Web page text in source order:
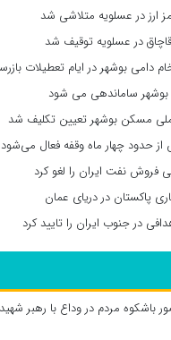
در عسلویه توقیف شد
دامی بوشهر در ایام تعطیلات
بوشهر ساماندهی می‌ شود
مسکن بوشهر تعیین تکلیف شد
از حدود چهار ماه وقفه فعال می‌شود
فروش نفت ایران را لغو کرد
پاکستان در دریای عمان
در جنوب ایران را تایید کرد
باشکوه مردم در وداع با رهبر